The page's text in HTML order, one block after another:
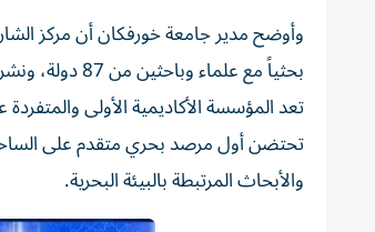
وأوضح مدير جامعة خورفكان أن مركز
تحتضن أول مرصد بحري متقدم على
والأبحاث المرتبطة بالبيئة البحرية.